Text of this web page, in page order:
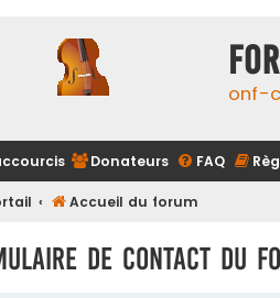
onf-
Donateurs FAQ
Accueil du forum
de contact du